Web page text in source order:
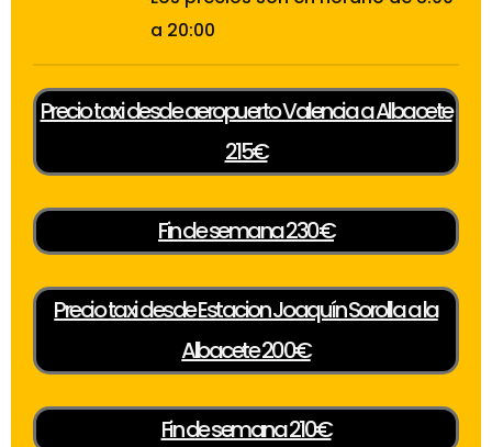
a 20:00
Precio taxi desde aeropuerto Valencia a Albacete
215€
Fin de semana 230€
Precio taxi desde Estacion Joaquín Sorolla a la
Albacete 200€
Fin de semana 210€